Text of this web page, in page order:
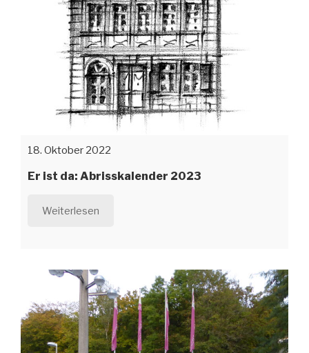
18. Oktober 2022
Er ist da: Abrisskalender 2023
Weiterlesen